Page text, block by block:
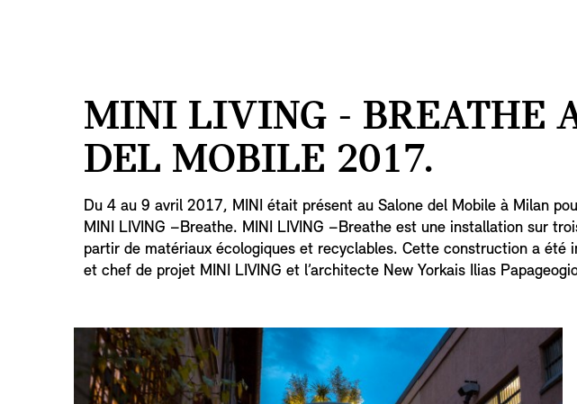
MINI LIVING - BREATHE
DEL MOBILE 2017.
Du 4 au 9 avril 2017, MINI était présent au Salone del Mobile à Milan
MINI LIVING –Breathe. MINI LIVING –Breathe est une installation sur
partir de matériaux écologiques et recyclables. Cette construction a été
et chef de projet MINI LIVING et l’architecte New Yorkais Ilias